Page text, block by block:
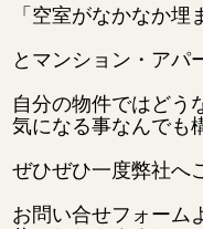
「空室がなかなか埋
とマンション・アパ
自分の物件ではどう
気になる事なんでも
ぜひぜひ一度弊社へ
お問い合せフォーム